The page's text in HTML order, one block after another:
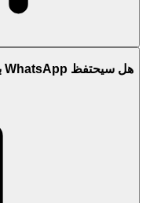
هل سيحتفظ WhatsApp برقمي الأصلي في كوستاريكا؟